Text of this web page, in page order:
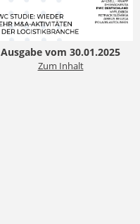
Ausgabe vom 30.01.2025
Zum Inhalt